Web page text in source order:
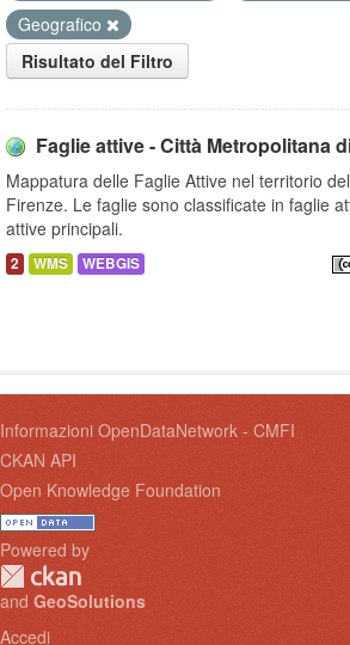
Geografico
Risultato del Filtro
Faglie attive - Città Metropolitana
Mappatura delle Faglie Attive nel territorio
Firenze. Le faglie sono classificate in faglie
attive principali.
2 WMS WEBGIS
Informazioni OpenDataNetwork - CMFI
CKAN API
Open Knowledge Foundation
Powered by
and GeoSolutions
Accedi